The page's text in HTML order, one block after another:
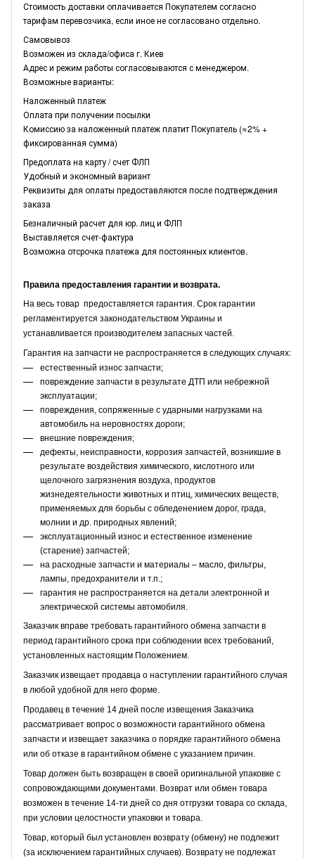
Стоимость доставки оплачивается Покупателем согласно
тарифам перевозчика, если иное не согласовано отдельно.
Самовывоз
Возможен из склада/офиса г. Киев
Адрес и режим работы согласовываются с менеджером.
Возможные варианты:
Наложенный платеж
Оплата при получении посылки
Комиссию за наложенный платеж платит Покупатель (≈2% +
фиксированная сумма)
Предоплата на карту / счет ФЛП
Удобный и экономный вариант
Реквизиты для оплаты предоставляются после подтверждения
заказа
Безналичный расчет для юр. лиц и ФЛП
Выставляется счет-фактура
Возможна отсрочка платежа для постоянных клиентов.
Правила предоставления гарантии и возврата.
На весь товар предоставляется гарантия. Срок гарантии
регламентируется законодательством Украины и
устанавливается производителем запасных частей.
Гарантия на запчасти не распространяется в следующих случаях:
естественный износ запчасти;
повреждение запчасти в результате ДТП или небрежной
эксплуатации;
повреждения, сопряженные с ударными нагрузками на
автомобиль на неровностях дороги;
внешние повреждения;
дефекты, неисправности, коррозия запчастей, возникшие в
результате воздействия химического, кислотного или
щелочного загрязнения воздуха, продуктов
жизнедеятельности животных и птиц, химических веществ,
применяемых для борьбы с обледенением дорог, града,
молнии и др. природных явлений;
эксплуатационный износ и естественное изменение
(старение) запчастей;
на расходные запчасти и материалы – масло, фильтры,
лампы, предохранители и т.п.;
гарантия не распространяется на детали электронной и
электрической системы автомобиля.
Заказчик вправе требовать гарантийного обмена запчасти в
период гарантийного срока при соблюдении всех требований,
установленных настоящим Положением.
Заказчик извещает продавца о наступлении гарантийного случая
в любой удобной для него форме.
Продавец в течение 14 дней после извещения Заказчика
рассматривает вопрос о возможности гарантийного обмена
запчасти и извещает заказчика о порядке гарантийного обмена
или об отказе в гарантийном обмене с указанием причин.
Товар должен быть возвращен в своей оригинальной упаковке с
сопровождающими документами. Возврат или обмен товара
возможен в течение 14-ти дней со дня отгрузки товара со склада,
при условии целостности упаковки и товара.
Товар, который был установлен возврату (обмену) не подлежит
(за исключением гарантийных случаев). Возврату не подлежат